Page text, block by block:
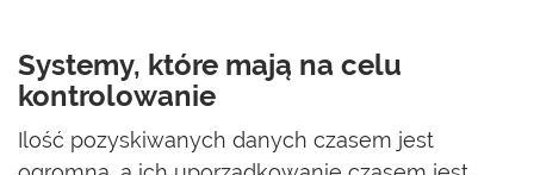
Systemy, które mają na celu
kontrolowanie
Ilość pozyskiwanych danych czasem jest